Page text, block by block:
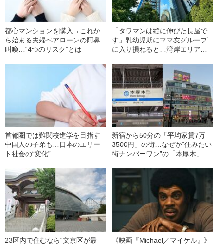
都心マンションを購入→これか
ら始まる夫婦ペアローンの阿鼻
叫喚…“4つのリスク”とは
「タワマンは縦に伸びた長屋で
す」乳幼児期にママ友グループ
に入り損ねると…湾岸エリアで
首都圏では難関校進学を目指す
中国人の子弟も…日本のエリー
ト社会の“変化”
新宿から50分の「平均家賃7万
3500円」の街…なぜか“住みたい
街ナンバーワン”の「本厚木」に
23区内で住むなら“文京区が最
《映画『Michael／マイケル』》